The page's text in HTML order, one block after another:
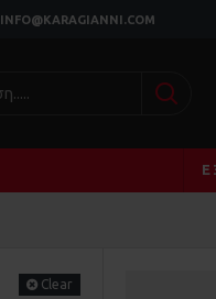
INFO@KARAGIANNI.COM
Clear